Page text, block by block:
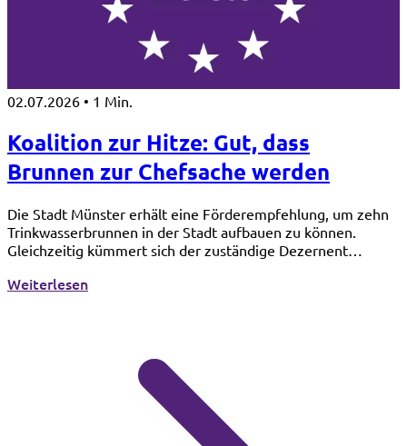
02.07.2026 • 1 Min.
Koalition zur Hitze: Gut, dass
Brunnen zur Chefsache werden
Die Stadt Münster erhält eine Förderempfehlung, um zehn
Trinkwasserbrunnen in der Stadt aufbauen zu können.
Gleichzeitig kümmert sich der zuständige Dezernent
das bürgerschaftliche Engagement rund um diesen Brunnen.
Weiterlesen: Koalition zur Hitze: Gut, dass Brunnen zur